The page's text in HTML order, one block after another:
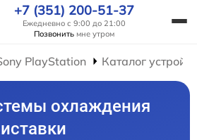
+7 (351) 200-51-37
Ежедневно с 9:00 до 21:00
Позвонить мне утром
PlayStation Каталог
охлаждения